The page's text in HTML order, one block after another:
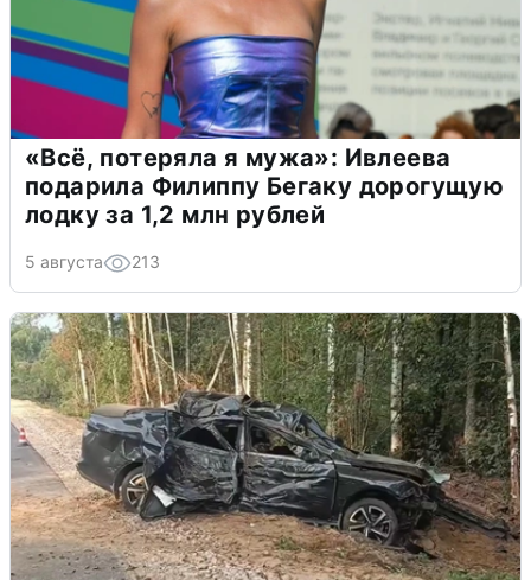
«Всё, потеряла я мужа»: Ивлеева
подарила Филиппу Бегаку дорогущую
лодку за 1,2 млн рублей
5 августа 213